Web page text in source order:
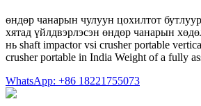
өндөр чанарын чулуун цохилтот
хятад үйлдвэрлэсэн өндөр чанарын
нь shaft impactor vsi crusher portable
crusher portable in India Weight of a fully
WhatsApp: +86 18221755073